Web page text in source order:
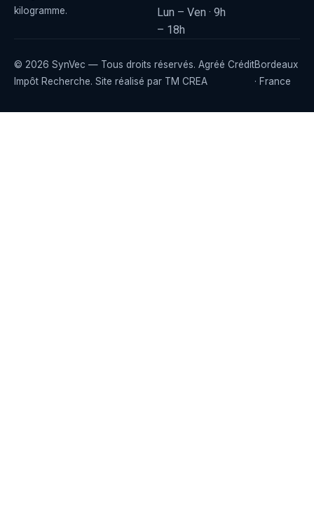
kilogramme.
Lun – Ven · 9h
– 18h
© 2026 SynVec — Tous droits réservés. Agréé Crédit
Impôt Recherche. Site réalisé par TM CREA
Bordeaux
· France